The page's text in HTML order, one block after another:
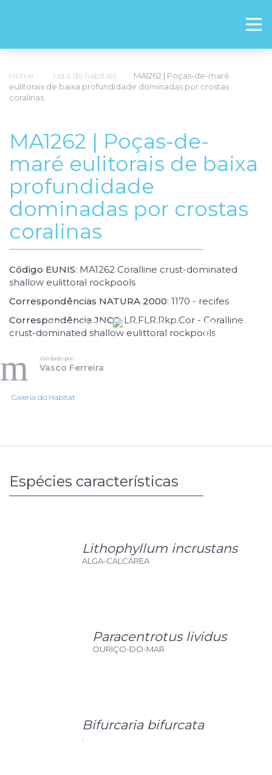
Home Lista de habitats
MA1262 | Poças-de-maré
eulitorais de baixa profundidade dominadas por crostas
coralinas
MA1262 | Poças-de-
maré eulitorais de baixa
profundidade
dominadas por crostas
coralinas
Código EUNIS: MA1262 Coralline crust-dominated
shallow eulittoral rockpools
Correspondências NATURA 2000: 1170 - recifes
Correspondência JNCC: LR.FLR.Rkp.Cor - Coralline
crust-dominated shallow eulittoral rockpools
Vasco Ferreira 691
Validado por:
Vasco Ferreira
Galeria do Habitat
Espécies características
Lithophyllum incrustans
ALGA-CALCÁREA
Paracentrotus lividus
OURIÇO-DO-MAR
Bifurcaria bifurcata